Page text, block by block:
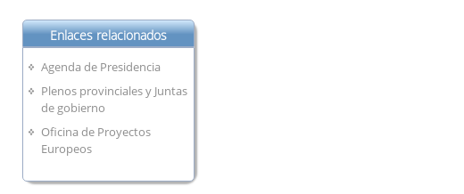
Enlaces relacionados
Agenda de Presidencia
Plenos provinciales y Juntas
de gobierno
Oficina de Proyectos
Europeos